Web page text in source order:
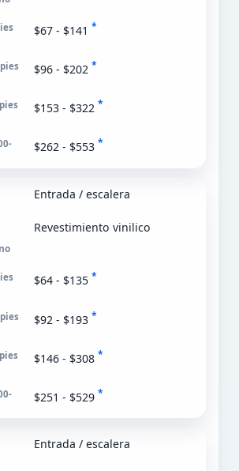
$67 - $141 *
$96 - $202 *
$153 - $322 *
$262 - $553 *
Entrada / escalera
Revestimiento vinilico
$64 - $135 *
$92 - $193 *
$146 - $308 *
$251 - $529 *
Entrada / escalera